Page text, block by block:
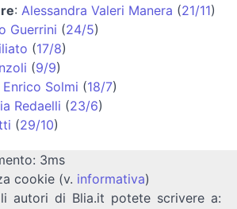
: Alessandra Valeri Manera (21/11)
Guerrini (24/5)
(17/8)
(9/9)
Enrico Solmi (18/7)
Redaelli (23/6)
(29/10)
3ms
cookie (v. informativa)
autori di Blia.it potete scrivere a: